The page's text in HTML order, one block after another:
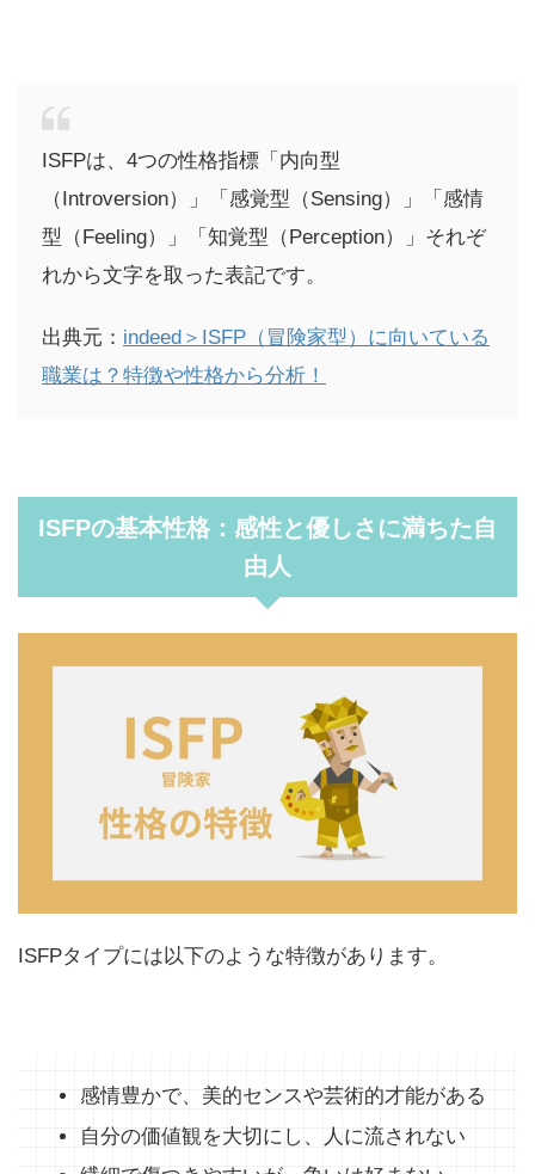
ISFPは、4つの性格指標「内向型
（Introversion）」「感覚型（Sensing）」「感情
型（Feeling）」「知覚型（Perception）」それぞ
れから文字を取った表記です。
出典元： indeed＞ISFP（冒険家型）に向いている
職業は？特徴や性格から分析！
ISFPの基本性格：感性と優しさに満ちた自
由人
ISFPタイプには以下のような特徴があります。
感情豊かで、美的センスや芸術的才能がある
自分の価値観を大切にし、人に流されない